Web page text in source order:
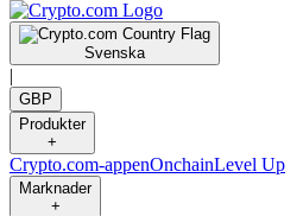
Svenska
|
GBP
Produkter
+
Crypto.com-appenOnchainLevel Up
Marknader
+